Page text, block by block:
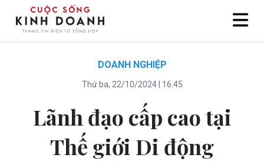
DOANH NGHIỆP
Thứ ba, 22/10/2024 | 16:45
Lãnh đạo cấp cao tại
Thế giới Di động